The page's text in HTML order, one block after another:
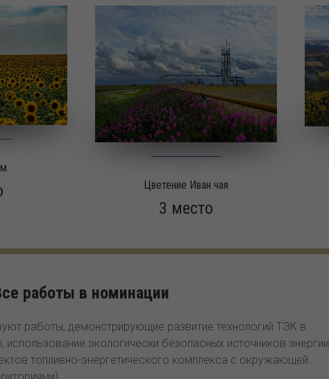
Цветение Иван чая
3 место
работы в номинации
работы, демонстрирующие развитие технологий ТЭК в
экологически безопасных источников энергии
топливно-энергетического комплекса с окружающей